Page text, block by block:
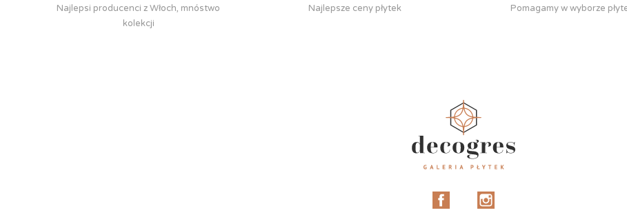
Najlepsi producenci z Włoch, mnóstwo
kolekcji
Najlepsze ceny płytek
Pomagamy w wyborze
Facebook